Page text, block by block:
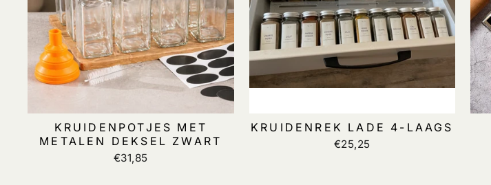
KRUIDENPOTJES MET
METALEN DEKSEL ZWART
€31,85
KRUIDENREK LADE 4-LAAGS
€25,25